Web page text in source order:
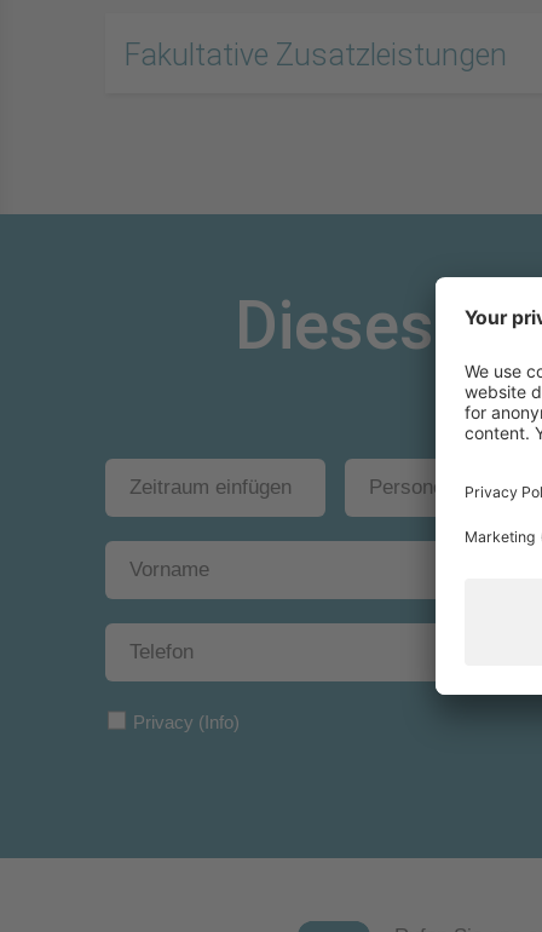
Fakultative Zusatzleistungen
Dieses
Privacy (Info)